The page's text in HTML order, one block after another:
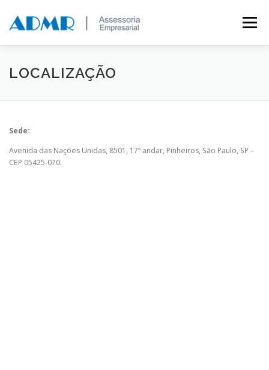
Menu
MARCAS E PATENTES
LOCALIZAÇÃO
Sede:
Avenida das Nações Unidas, 8501, 17º andar, Pinheiros, São Paulo, SP –
CEP 05425-070.